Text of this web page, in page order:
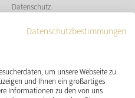
Datenschutz
SOCIAL MEDIA
Datenschutzbestimmungen
um unsere Webseite zu
und Ihnen ein großartiges
Informationen zu den von uns